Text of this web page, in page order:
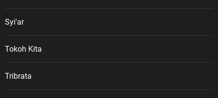
Syi'ar
Tokoh Kita
Tribrata